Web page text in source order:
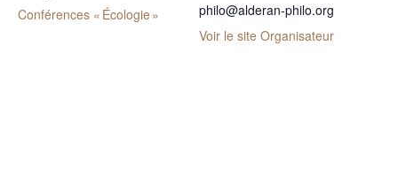
Conférences « Écologie »
philo@alderan-philo.org
Voir le site Organisateur